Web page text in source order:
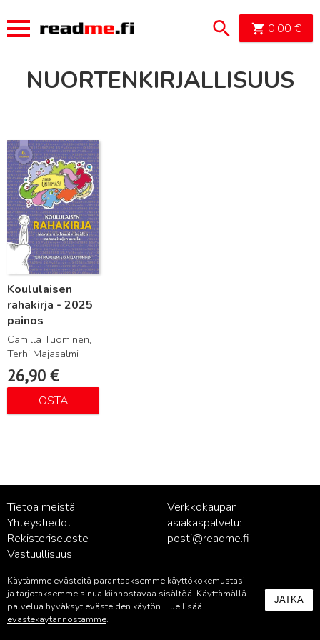
0,00 €
NUORTENKIRJALLISUUS
Koululaisen
rahakirja - 2025
painos
Camilla Tuominen,
Terhi Majasalmi
26,90 €
OSTA
Lue lisää
Tietoa meistä
Yhteystiedot
Rekisteriseloste
Vastuullisuus
Verkkokaupan
asiakaspalvelu:
posti@readme.fi
Kustantamon asiakaspalvelu:
palvelu@readme.fi
Käytämme evästeitä parantaaksemme käyttökokemustasi
ja tarjotaksemme sinua kiinnostavaa sisältöä. Käyttämällä
palvelua hyväksyt evästeiden käytön. Lue lisää
evästekäytännöstämme.
JATKA